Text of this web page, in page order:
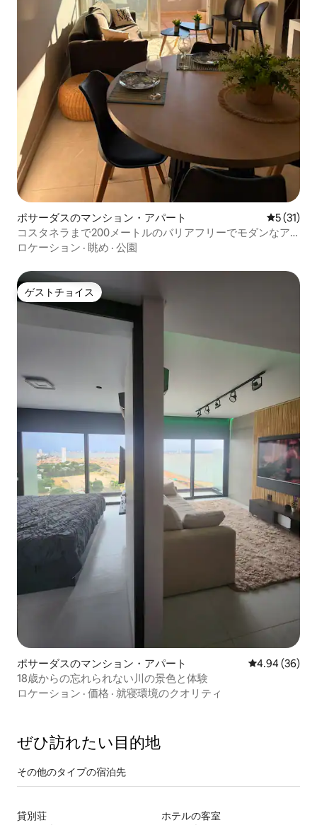
ポサーダスのマンション・アパート レビュー
5 (31)
コスタネラまで200メートルのバリアフリーでモダンなア
パートメント
ロケーション · 眺め · 公園
ゲストチョイス
ゲストチョイス
ポサーダスのマンション・アパート レビュー36
4.94 (36)
18歳からの忘れられない川の景色と体験
ロケーション · 価格 · 就寝環境のクオリティ
ぜひ訪⁠れ⁠た⁠い目⁠的⁠地
その他のタ⁠イ⁠プ⁠の宿⁠泊⁠先
貸別荘
ホテルの客室